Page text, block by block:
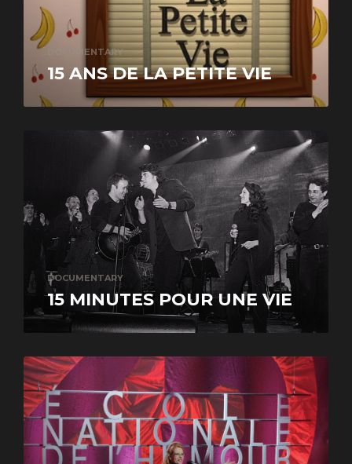
DOCUMENTARY
15 ANS DE LA PETITE VIE
DOCUMENTARY
15 MINUTES POUR UNE VIE